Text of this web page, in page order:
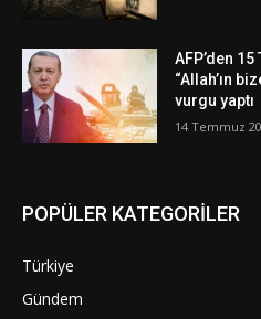
AFP’den
“Allah’ın
vurgu yaptı
14 Temmuz
POPÜLER KATEGORİLER
Türkiye
Gündem